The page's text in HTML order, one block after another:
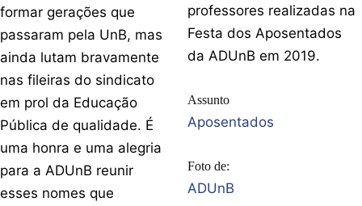
formar gerações que
passaram pela UnB, mas
ainda lutam bravamente
nas fileiras do sindicato
em prol da Educação
Pública de qualidade. É
uma honra e uma alegria
para a ADUnB reunir
esses nomes que
professores realizadas na
Festa dos Aposentados
da ADUnB em 2019.
Assunto
Aposentados
Foto de:
ADUnB